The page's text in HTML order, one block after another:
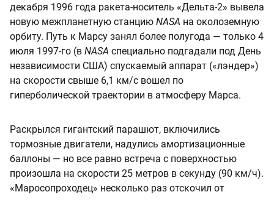
декабря 1996 года ракета-носитель «Дельта-2» вывела
новую межпланетную станцию NASA на околоземную
орбиту. Путь к Марсу занял более полугода — только 4
июля 1997-го (в NASA специально подгадали под День
независимости США) спускаемый аппарат («лэндер»)
на скорости свыше 6,1 км/с вошел по
гиперболической траектории в атмосферу Марса.
Раскрылся гигантский парашют, включились
тормозные двигатели, надулись амортизационные
баллоны — но все равно встреча с поверхностью
произошла на скорости 25 метров в секунду (90 км/ч).
«Маросопроходец» несколько раз отскочил от